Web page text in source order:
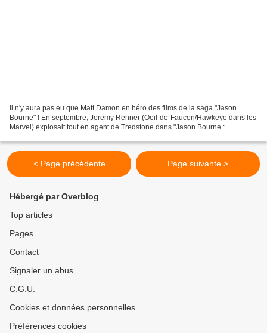
Il n'y aura pas eu que Matt Damon en héro des films de la saga "Jason
Bourne" ! En septembre, Jeremy Renner (Oeil-de-Faucon/Hawkeye dans les
Marvel) explosait tout en agent de Tredstone dans "Jason Bourne :
< Page précédente Page suivante >
Hébergé par Overblog
Top articles
Pages
Contact
Signaler un abus
C.G.U.
Cookies et données personnelles
Préférences cookies